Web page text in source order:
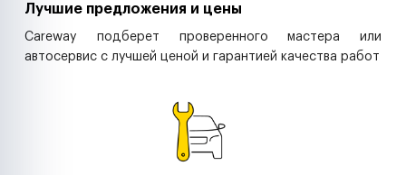
Лучшие предложения и цены
Careway подберет проверенного мастера или
автосервис с лучшей ценой и гарантией качества работ